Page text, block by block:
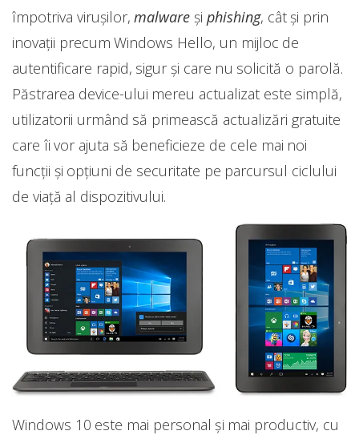
împotriva virușilor,malware şi phishing, cât şi prin
inovații precum Windows Hello, un mijloc de
autentificare rapid, sigur şi care nu solicită o parolă.
Păstrarea device-ului mereu actualizat este simplă,
utilizatorii urmând să primească actualizări gratuite
care îi vor ajuta să beneficieze de cele mai noi
funcții şi opțiuni de securitate pe parcursul ciclului
de viață al dispozitivului.
Windows 10 este mai personal şi mai productiv, cu